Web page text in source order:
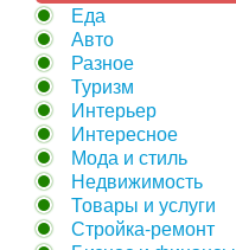
Еда
Авто
Разное
Туризм
Интерьер
Интересное
Мода и стиль
Недвижимость
Товары и услуги
Стройка-ремонт